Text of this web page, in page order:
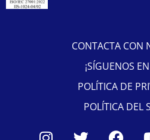
CONTACTA CON
¡SÍGUENOS
POLÍTICA DE
POLÍTICA DEL